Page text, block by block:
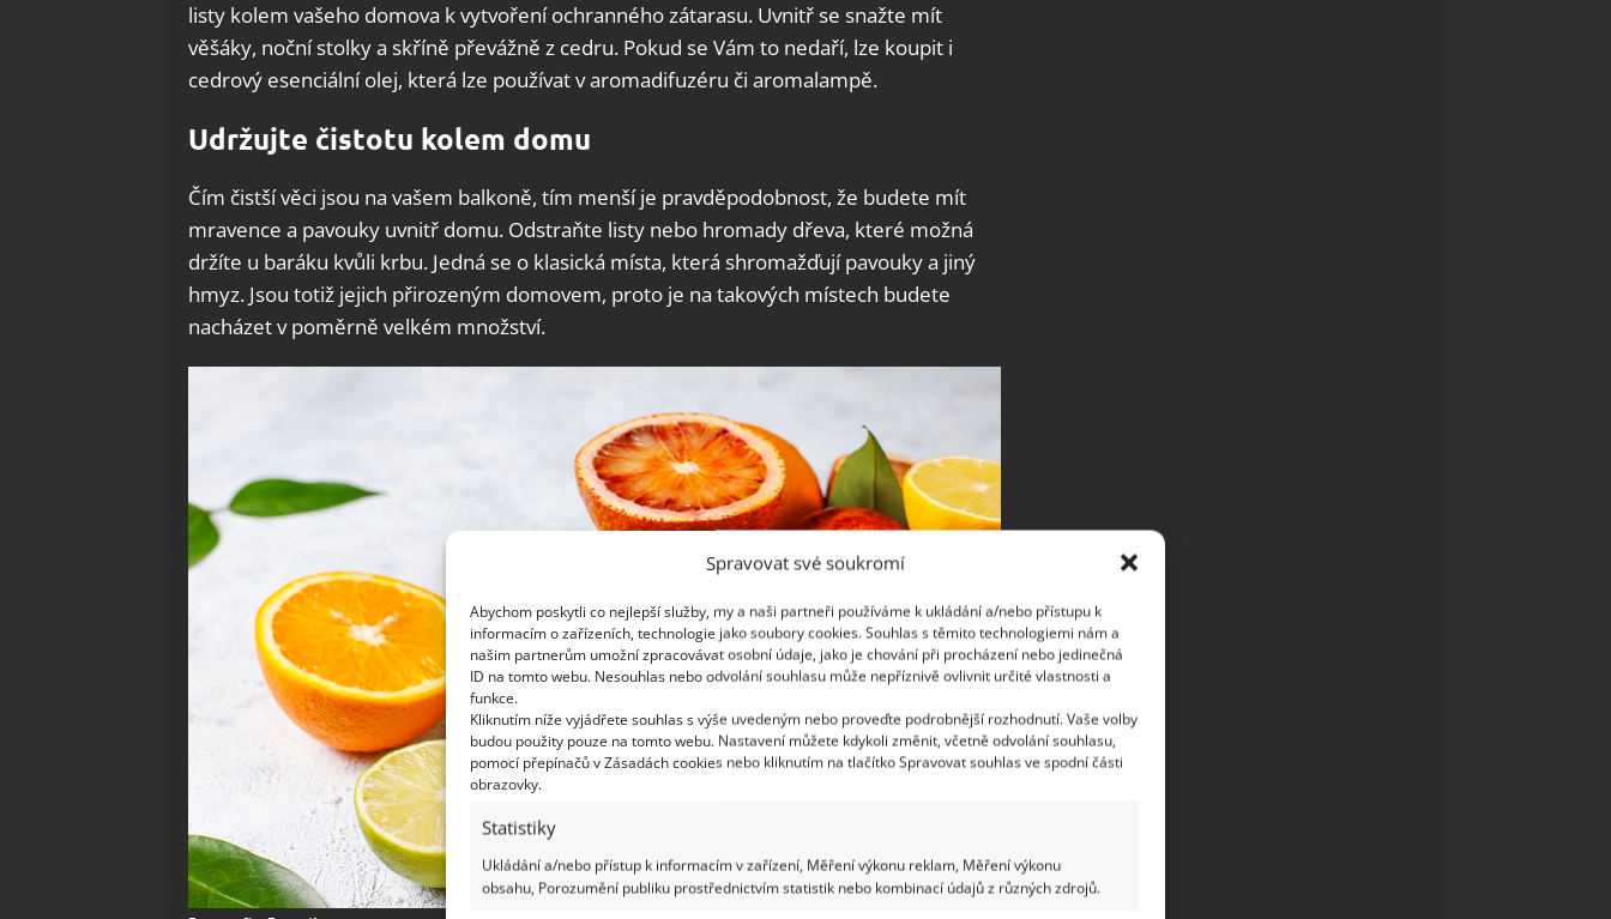
Spravovat své soukromí
Abychom poskytli co nejlepší služby, my a naši partneři používáme k ukládání a/nebo přístupu k
informacím o zařízeních, technologie jako soubory cookies. Souhlas s těmito technologiemi nám a
našim partnerům umožní zpracovávat osobní údaje, jako je chování při procházení nebo jedinečná
ID na tomto webu. Nesouhlas nebo odvolání souhlasu může nepříznivě ovlivnit určité vlastnosti a
funkce.
Kliknutím níže vyjádřete souhlas s výše uvedeným nebo proveďte podrobnější rozhodnutí. Vaše volby
budou použity pouze na tomto webu. Nastavení můžete kdykoli změnit, včetně odvolání souhlasu,
pomocí přepínačů v Zásadách cookies nebo kliknutím na tlačítko Spravovat souhlas ve spodní části
obrazovky.
Statistiky
Ukládání a/nebo přístup k informacím v zařízení, Měření výkonu reklam, Měření výkonu
obsahu, Porozumění publiku prostřednictvím statistik nebo kombinací údajů z různých zdrojů.
listy kolem vašeho domova k vytvoření ochranného zátarasu. Uvnitř se snažte mít
věšáky, noční stolky a skříně převážně z cedru. Pokud se Vám to nedaří, lze koupit i
cedrový esenciální olej, která lze používat v aromadifuzéru či aromalampě.
Udržujte čistotu kolem domu
Čím čistší věci jsou na vašem balkoně, tím menší je pravděpodobnost, že budete mít
mravence a pavouky uvnitř domu. Odstraňte listy nebo hromady dřeva, které možná
držíte u baráku kvůli krbu. Jedná se o klasická místa, která shromažďují pavouky a jiný
hmyz. Jsou totiž jejich přirozeným domovem, proto je na takových místech budete
nacházet v poměrně velkém množství.